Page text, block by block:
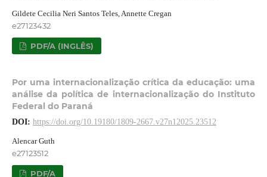
Gildete Cecilia Neri Santos Teles, Annette Cregan
e27123432
PDF/A (INGLÊS)
Por uma internacionalização crítica da educação: uma
análise da política de internacionalização do Instituto
Federal do Paraná
DOI: https://doi.org/10.19180/1809-2667.v27n12025.23512
Alencar Guth
e27123512
PDF/A